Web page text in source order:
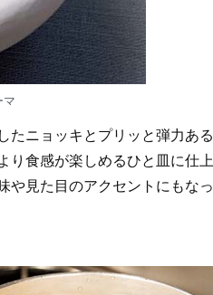
マ
たニョッキとプリッと弾力ある
り食感が楽しめるひと皿に仕上
や見た目のアクセントにもなっ